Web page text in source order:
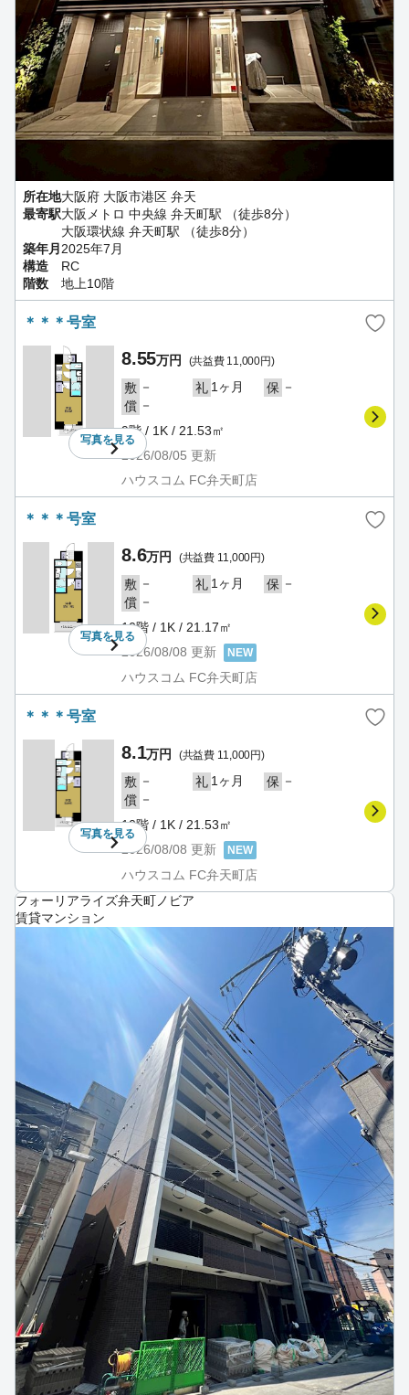
所在地大阪府 大阪市港区 弁天
最寄駅大阪メトロ 中央線 弁天町駅 （徒歩8分）
大阪環状線 弁天町駅 （徒歩8分）
築年月 2025年7月
構造
RC
階数
地上10階
＊＊＊号室
写真を見る
8.55万円 (共益費 11,000円)
敷 － 礼 1ヶ月 保 －
償 －
9階 / 1K / 21.53㎡
2026/08/05 更新
ハウスコム FC弁天町店
＊＊＊号室
写真を見る
8.6万円 (共益費 11,000円)
敷 － 礼 1ヶ月 保 －
償 －
10階 / 1K / 21.17㎡
2026/08/08 更新 NEW
ハウスコム FC弁天町店
＊＊＊号室
写真を見る
8.1万円 (共益費 11,000円)
敷 － 礼 1ヶ月 保 －
償 －
10階 / 1K / 21.53㎡
2026/08/08 更新 NEW
ハウスコム FC弁天町店
フォーリアライズ弁天町ノビア
賃貸マンション